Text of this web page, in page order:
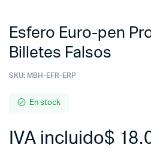
Esfero Euro-pen
Billetes Falsos
SKU: MBH-EFR-ERP
En stock
$
IVA incluido